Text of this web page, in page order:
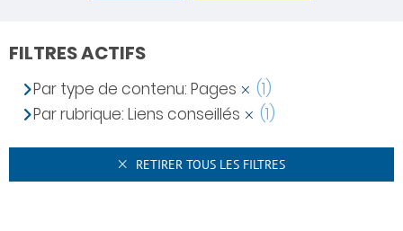
FILTRES ACTIFS
Par type de contenu: Pages
(1)
Par rubrique: Liens conseillés
(1)
RETIRER TOUS LES FILTRES